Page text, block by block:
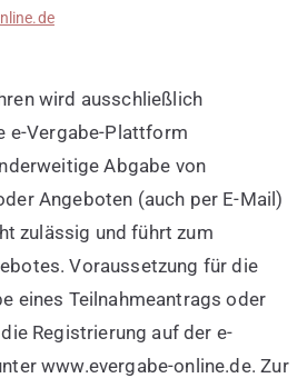
wird ausschließlich
e-Vergabe-Plattform
Abgabe von
Angeboten (auch per E-Mail)
zulässig und führt zum
Voraussetzung für die
eines Teilnahmeantrags oder
Registrierung auf der e-
www.evergabe-online.de. Zur